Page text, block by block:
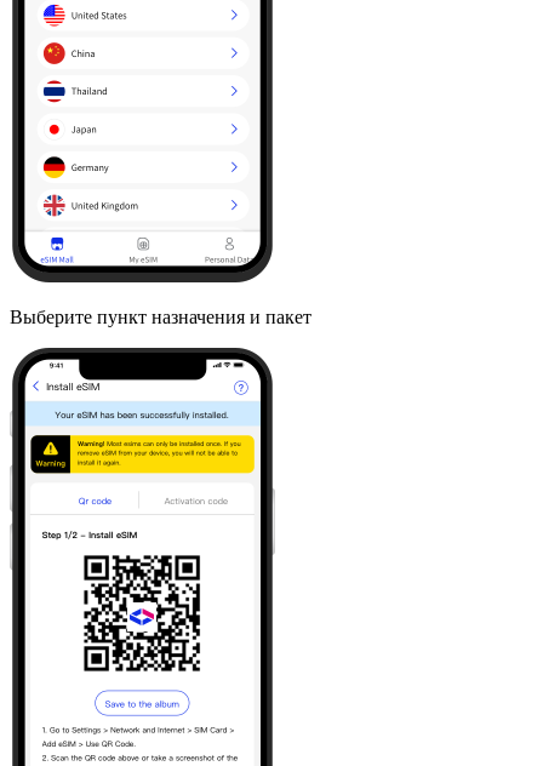
Выберите пункт назначения и пакет